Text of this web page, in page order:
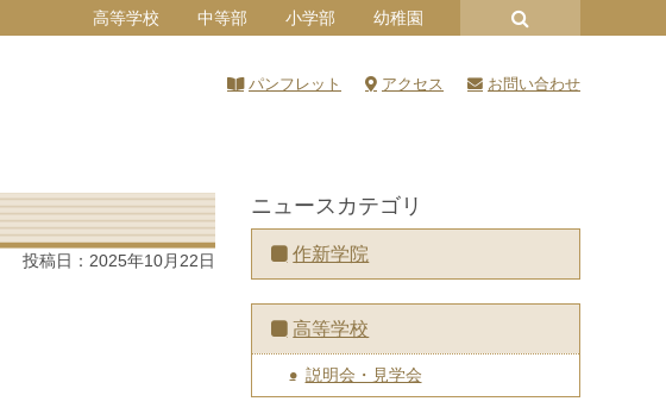
高等学校 中等部 小学部 幼稚園
パンフレット
アクセス お問い合わせ
投稿日： 2025年10月22日
ニュースカテゴリ
作新学院
高等学校
説明会・見学会